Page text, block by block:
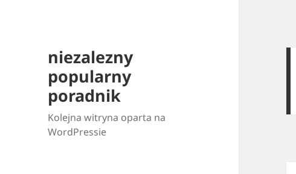
niezalezny
popularny
poradnik
Kolejna witryna oparta na
WordPressie